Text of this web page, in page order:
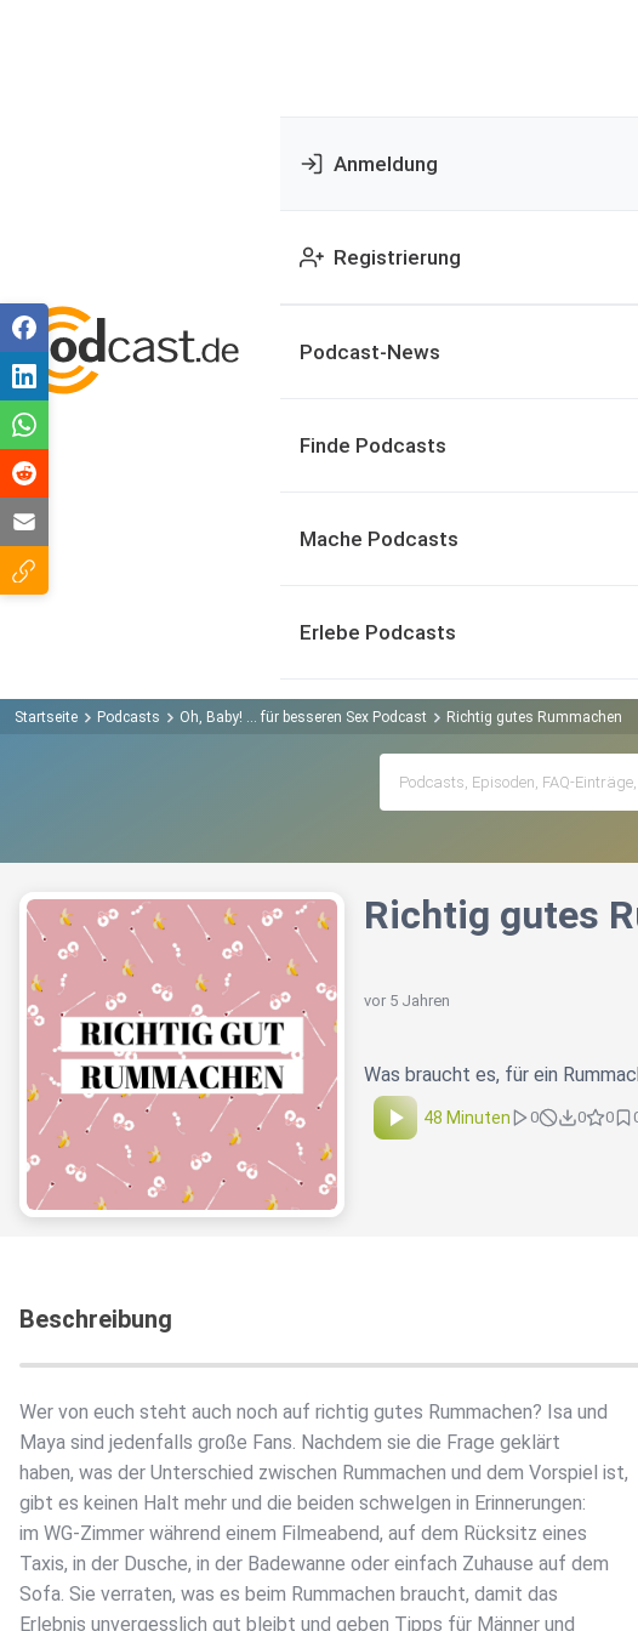
Anmeldung
Registrierung
Podcast-News
Finde Podcasts
Mache Podcasts
Erlebe Podcasts
Startseite Podcasts Oh, Baby! ... für besseren Sex Podcast Richtig gutes Rummachen
Richtig gutes
vor 5 Jahren
Was braucht es, für ein
48 Minuten 0 0 0
Beschreibung
Wer von euch steht auch noch auf richtig gutes Rummachen? Isa und
Maya sind jedenfalls große Fans. Nachdem sie die Frage geklärt
haben, was der Unterschied zwischen Rummachen und dem Vorspiel ist,
gibt es keinen Halt mehr und die beiden schwelgen in Erinnerungen:
im WG-Zimmer während einem Filmeabend, auf dem Rücksitz eines
Taxis, in der Dusche, in der Badewanne oder einfach Zuhause auf dem
Sofa. Sie verraten, was es beim Rummachen braucht, damit das
Erlebnis unvergesslich gut bleibt und geben Tipps für Männer und